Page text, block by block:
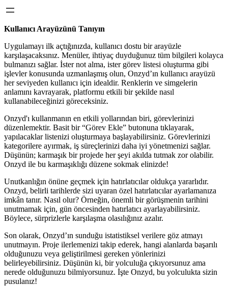
Kullanıcı Arayüzünü Tanıyın
Uygulamayı ilk açtığınızda, kullanıcı dostu bir arayüzle
karşılaşacaksınız. Menüler, ihtiyaç duyduğunuz tüm bilgileri kolayca
bulmanızı sağlar. İster not alma, ister görev listesi oluşturma gibi
işlevler konusunda uzmanlaşmış olun, Onzyd’ın kullanıcı arayüzü
her seviyeden kullanıcı için idealdir. Renklerin ve simgelerin
anlamını kavrayarak, platformu etkili bir şekilde nasıl
kullanabileceğinizi göreceksiniz.
Onzyd'ı kullanmanın en etkili yollarından biri, görevlerinizi
düzenlemektir. Basit bir “Görev Ekle” butonuna tıklayarak,
yapılacaklar listenizi oluşturmaya başlayabilirsiniz. Görevlerinizi
kategorilere ayırmak, iş süreçlerinizi daha iyi yönetmenizi sağlar.
Düşünün; karmaşık bir projede her şeyi akılda tutmak zor olabilir.
Onzyd ile bu karmaşıklığı düzene sokmak elinizde!
Unutkanlığın önüne geçmek için hatırlatıcılar oldukça yararlıdır.
Onzyd, belirli tarihlerde sizi uyaran özel hatırlatıcılar ayarlamanıza
imkân tanır. Nasıl olur? Örneğin, önemli bir görüşmenin tarihini
unutmamak için, gün öncesinden hatırlatıcı ayarlayabilirsiniz.
Böylece, sürprizlerle karşılaşma olasılığınız azalır.
Son olarak, Onzyd’ın sunduğu istatistiksel verilere göz atmayı
unutmayın. Proje ilerlemenizi takip ederek, hangi alanlarda başarılı
olduğunuzu veya geliştirilmesi gereken yönlerinizi
belirleyebilirsiniz. Düşünün ki, bir yolculuğa çıkıyorsunuz ama
nerede olduğunuzu bilmiyorsunuz. İşte Onzyd, bu yolculukta sizin
pusulanız!